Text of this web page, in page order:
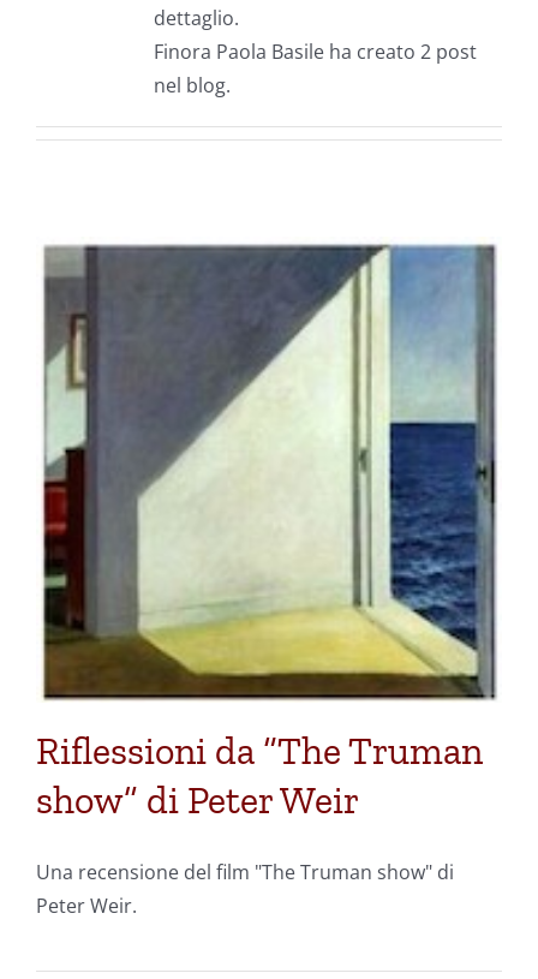
dettaglio.
Finora Paola Basile ha creato 2 post
nel blog.
Riflessioni da “The Truman
show” di Peter Weir
Una recensione del film "The Truman show" di
Peter Weir.